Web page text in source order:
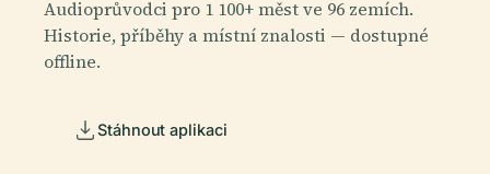
Audioprůvodci pro 1 100+ měst ve 96 zemích.
Historie, příběhy a místní znalosti — dostupné
offline.
Stáhnout aplikaci